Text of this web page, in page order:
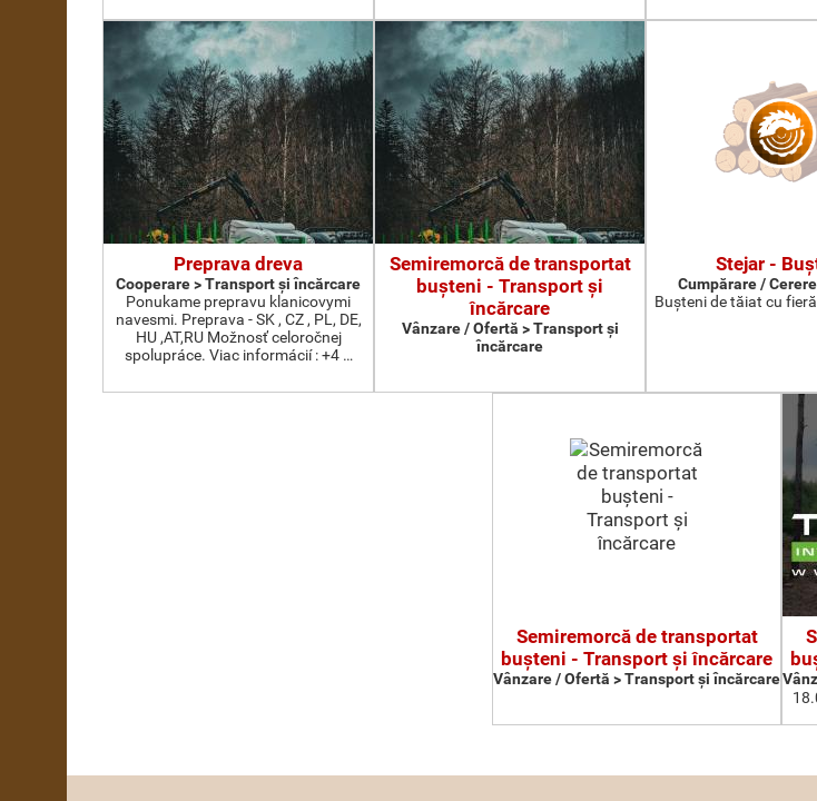
Preprava dreva
Cooperare > Transport şi încărcare
Ponukame prepravu klanicovymi
navesmi. Preprava - SK , CZ , PL, DE,
HU ,AT,RU Možnosť celoročnej
spolupráce. Viac informácií : +4 …
Semiremorcă de transportat
buşteni - Transport şi
încărcare
Vânzare / Ofertă > Transport şi
încărcare
Stejar -
Cumpărare /
Buşteni de tăiat cu
Semiremorcă de transportat
buşteni - Transport şi încărcare
Vânzare / Ofertă > Transport şi încărcare